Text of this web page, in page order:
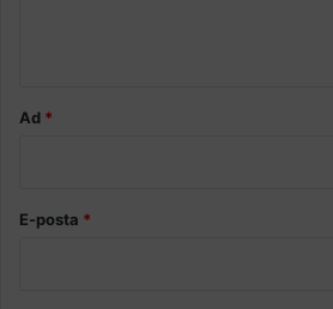
Ad *
E-posta *